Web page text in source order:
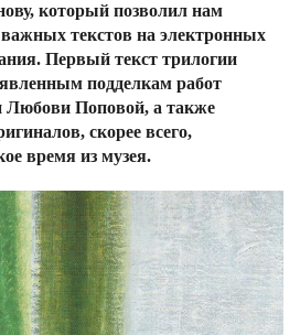
который позволил нам
текстов на электронных
Первый текст трилогии
подделкам работ
Поповой, а также
скорее всего,
время из музея.